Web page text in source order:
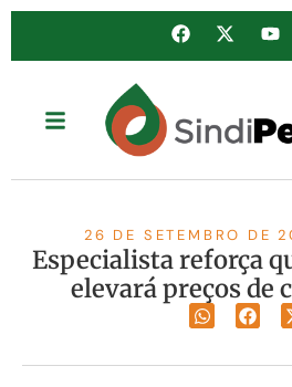
26 DE SETEMBRO DE
Especialista reforça
elevará preços de